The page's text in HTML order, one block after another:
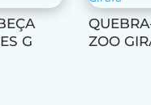
G
ZOO